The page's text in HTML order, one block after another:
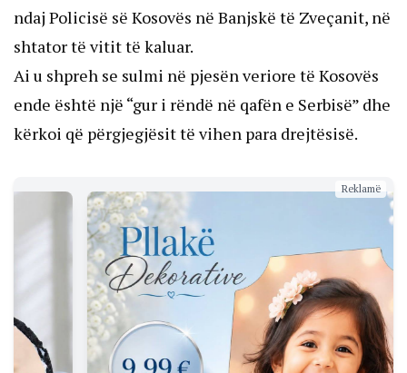
ndaj Policisë së Kosovës në Banjskë të Zveçanit, në
shtator të vitit të kaluar.
Ai u shpreh se sulmi në pjesën veriore të Kosovës
ende është një “gur i rëndë në qafën e Serbisë” dhe
kërkoi që përgjegjësit të vihen para drejtësisë.
Reklamë